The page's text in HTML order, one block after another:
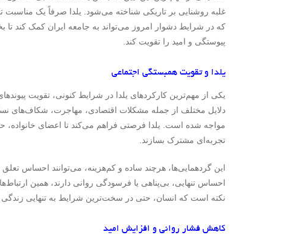
غلبه روشنایی بر تاریکی شناخته می‌شود. یلدا صرفاً یک
که در شرایط دشوار امروز می‌تواند به جامعه ایران کمک کند
پیوستگی و امید را تقویت کند.
یلدا و تقویت همبستگی اجتماعی
یکی از مهم‌ترین کارکردهای یلدا در شرایط کنونی، تقویت
دلایل مختلف از جمله مشکلات اقتصادی، مهاجرت، شکاف‌های
مواجه شده است. یلدا فرصتی فراهم می‌کند تا اعضای خانواده،
تجربه‌ای مشترک بسازند.
این گردهمایی‌ها، هرچند ساده و کم‌هزینه، می‌توانند احساس
احساس تنهایی، بی‌پناهی یا فرسودگی روانی دارند، همین
نکته است که انسان، حتی در سخت‌ترین شرایط به تنهایی
کاهش فشار روانی و افزایش امید